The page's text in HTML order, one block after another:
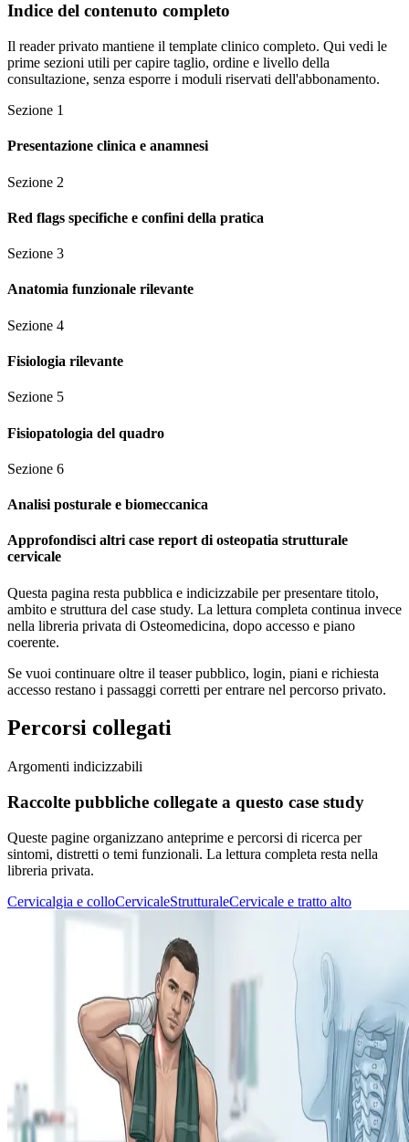
Indice del contenuto completo
Il reader privato mantiene il template clinico completo. Qui vedi le
prime sezioni utili per capire taglio, ordine e livello della
consultazione, senza esporre i moduli riservati dell'abbonamento.
Sezione 1
Presentazione clinica e anamnesi
Sezione 2
Red flags specifiche e confini della pratica
Sezione 3
Anatomia funzionale rilevante
Sezione 4
Fisiologia rilevante
Sezione 5
Fisiopatologia del quadro
Sezione 6
Analisi posturale e biomeccanica
Approfondisci altri case report di osteopatia strutturale
cervicale
Questa pagina resta pubblica e indicizzabile per presentare titolo,
ambito e struttura del case study. La lettura completa continua invece
nella libreria privata di Osteomedicina, dopo accesso e piano
coerente.
Se vuoi continuare oltre il teaser pubblico, login, piani e richiesta
accesso restano i passaggi corretti per entrare nel percorso privato.
Percorsi collegati
Argomenti indicizzabili
Raccolte pubbliche collegate a questo case study
Queste pagine organizzano anteprime e percorsi di ricerca per
sintomi, distretti o temi funzionali. La lettura completa resta nella
libreria privata.
Cervicalgia e colloCervicaleStrutturaleCervicale e tratto alto